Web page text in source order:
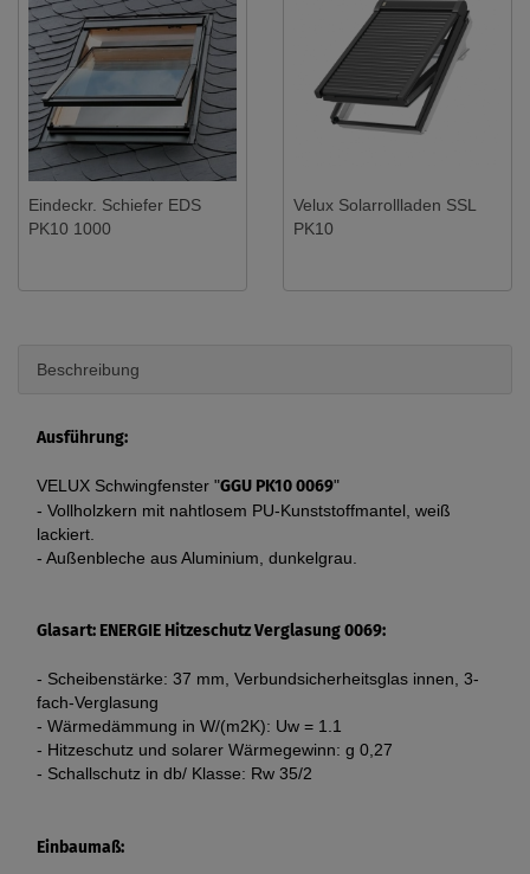
Eindeckr. Schiefer EDS
PK10 1000
Velux Solarrollladen SSL
PK10
Beschreibung
Ausführung:
VELUX Schwingfenster "GGU PK10 0069"
- Vollholzkern mit nahtlosem PU-Kunststoffmantel, weiß
lackiert.
- Außenbleche aus Aluminium, dunkelgrau.
Glasart: ENERGIE Hitzeschutz Verglasung 0069:
- Scheibenstärke: 37 mm, Verbundsicherheitsglas innen, 3-
fach-Verglasung
- Wärmedämmung in W/(m2K): Uw = 1.1
- Hitzeschutz und solarer Wärmegewinn: g 0,27
- Schallschutz in db/ Klasse: Rw 35/2
Einbaumaß: